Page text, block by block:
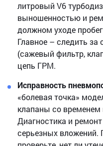
литровый V6
выношенностью и
должном уходе
Главное – следить за
(сажевый фильтр,
цепь ГРМ.
Исправность
«болевая точка»
клапаны со временем
Диагностика и
серьезных вложений.